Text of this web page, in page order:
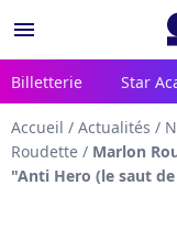
menu
Billetterie Star
Accueil / Actualités /
Roudette / Marlon
"Anti Hero (le saut